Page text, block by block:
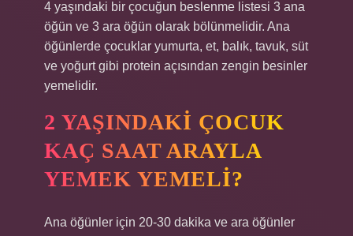
4 yaşındaki bir çocuğun beslenme listesi 3 ana
öğün ve 3 ara öğün olarak bölünmelidir. Ana
öğünlerde çocuklar yumurta, et, balık, tavuk, süt
ve yoğurt gibi protein açısından zengin besinler
yemelidir.
2 YAŞINDAKI ÇOCUK
KAÇ SAAT ARAYLA
YEMEK YEMELI?
Ana öğünler için 20-30 dakika ve ara öğünler